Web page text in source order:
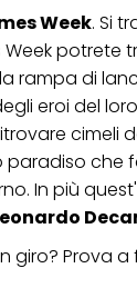
Week. Si
Week
rampa di
eroi del
cimeli
che
In più
Prova